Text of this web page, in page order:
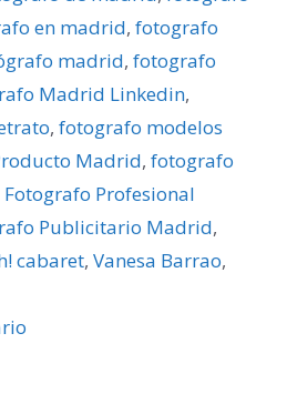
en madrid, fotografo
madrid, fotografo
Madrid Linkedin,
, fotografo modelos
Madrid, fotografo
Fotografo Profesional
Publicitario Madrid,
cabaret, Vanesa Barrao,